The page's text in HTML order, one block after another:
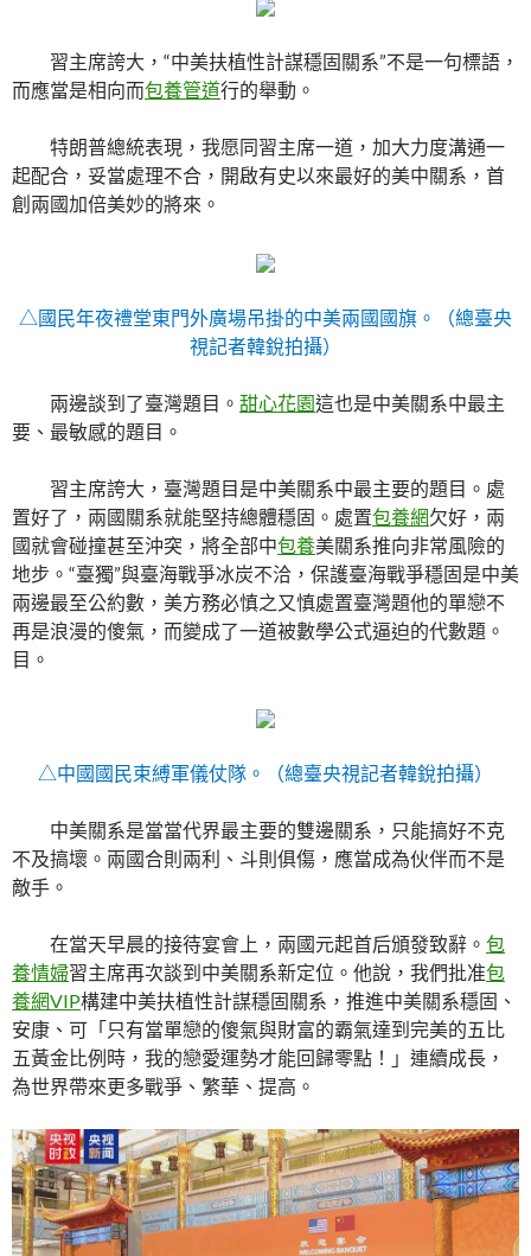
習主席誇大，“中美扶植性計謀穩固關系”不是一句標語，
而應當是相向而包養管道行的舉動。
特朗普總統表現，我愿同習主席一道，加大力度溝通一
起配合，妥當處理不合，開啟有史以來最好的美中關系，首
創兩國加倍美妙的將來。
△國民年夜禮堂東門外廣場吊掛的中美兩國國旗。（總臺央
視記者韓銳拍攝）
兩邊談到了臺灣題目。 甜心花園這也是中美關系中最主
要、最敏感的題目。
習主席誇大，臺灣題目是中美關系中最主要的題目。處
置好了，兩國關系就能堅持總體穩固。處置包養網欠好，兩
國就會碰撞甚至沖突，將全部中包養美關系推向非常風險的
地步。“臺獨”與臺海戰爭冰炭不洽，保護臺海戰爭穩固是中美
兩邊最至公約數，美方務必慎之又慎處置臺灣題他的單戀不
再是浪漫的傻氣，而變成了一道被數學公式逼迫的代數題。
目。
△中國國民束縛軍儀仗隊。（總臺央視記者韓銳拍攝）
中美關系是當當代界最主要的雙邊關系，只能搞好不克
不及搞壞。兩國合則兩利、斗則俱傷，應當成為伙伴而不是
敵手。
在當天早晨的接待宴會上，兩國元起首后頒發致辭。 包
養情婦習主席再次談到中美關系新定位。他說，我們批准包
養網VIP構建中美扶植性計謀穩固關系，推進中美關系穩固、
安康、可「只有當單戀的傻氣與財富的霸氣達到完美的五比
五黃金比例時，我的戀愛運勢才能回歸零點！」連續成長，
為世界帶來更多戰爭、繁華、提高。